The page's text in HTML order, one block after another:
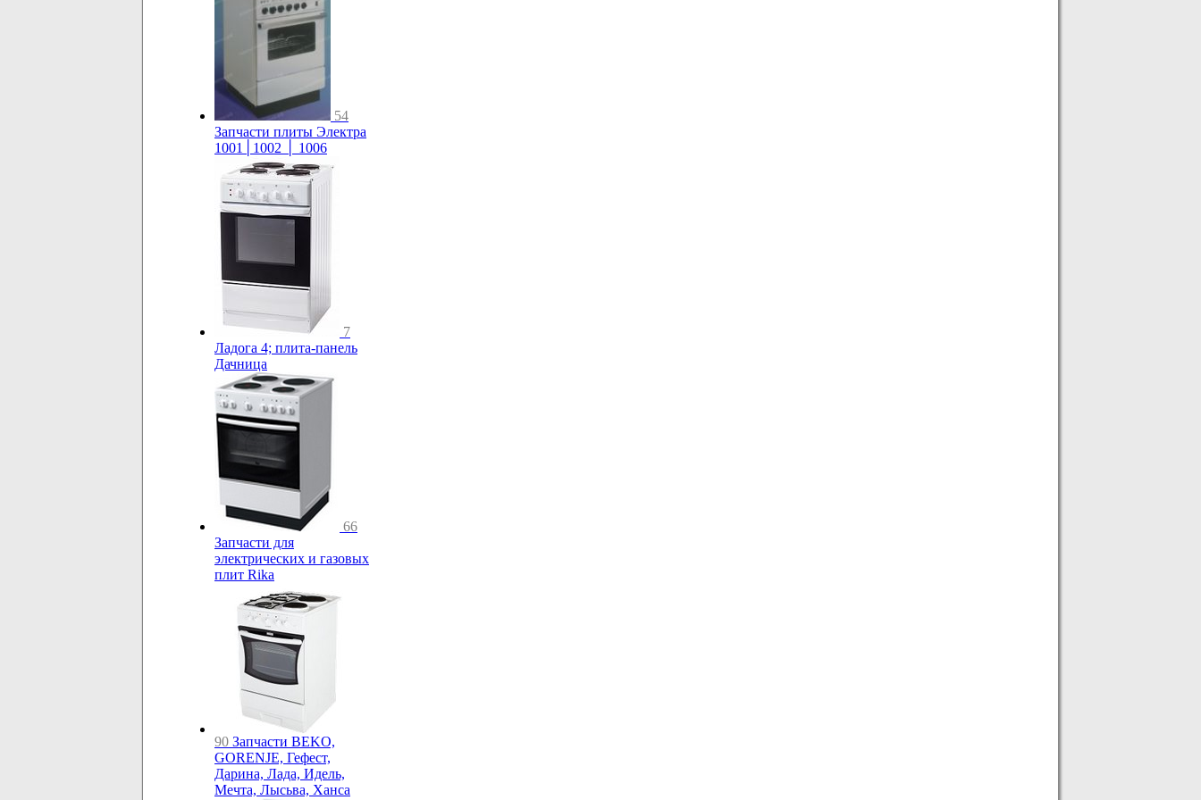
54
Запчасти плиты Электра
1001│1002 │ 1006
7
Ладога 4; плита-панель
Дачница
66
Запчасти для
электрических и газовых
плит Rika
90 Запчасти BEKO,
GORENJE, Гефест,
Дарина, Лада, Идель,
Мечта, Лысьва, Ханса